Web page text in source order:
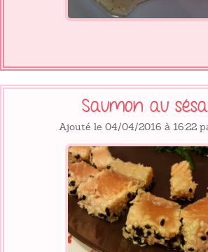
Saumon au
Ajouté le 04/04/2016 à 16:22